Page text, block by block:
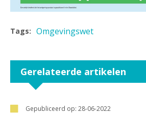
Tags: Omgevingswet
Gerelateerde artikelen
Gepubliceerd op: 28-06-2022